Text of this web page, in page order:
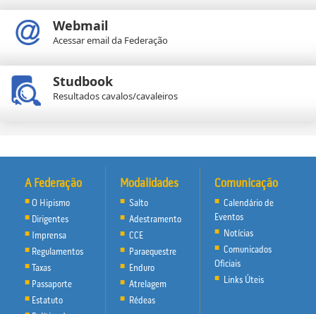
Webmail
Acessar email da Federação
Studbook
Resultados cavalos/cavaleiros
A Federação
O Hipismo
Dirigentes
Imprensa
Regulamentos
Taxas
Passaporte
Estatuto
Modalidades
Salto
Adestramento
CCE
Paraequestre
Enduro
Atrelagem
Rédeas
Comunicação
Calendário de
Eventos
Notícias
Comunicados
Oficiais
Links Úteis